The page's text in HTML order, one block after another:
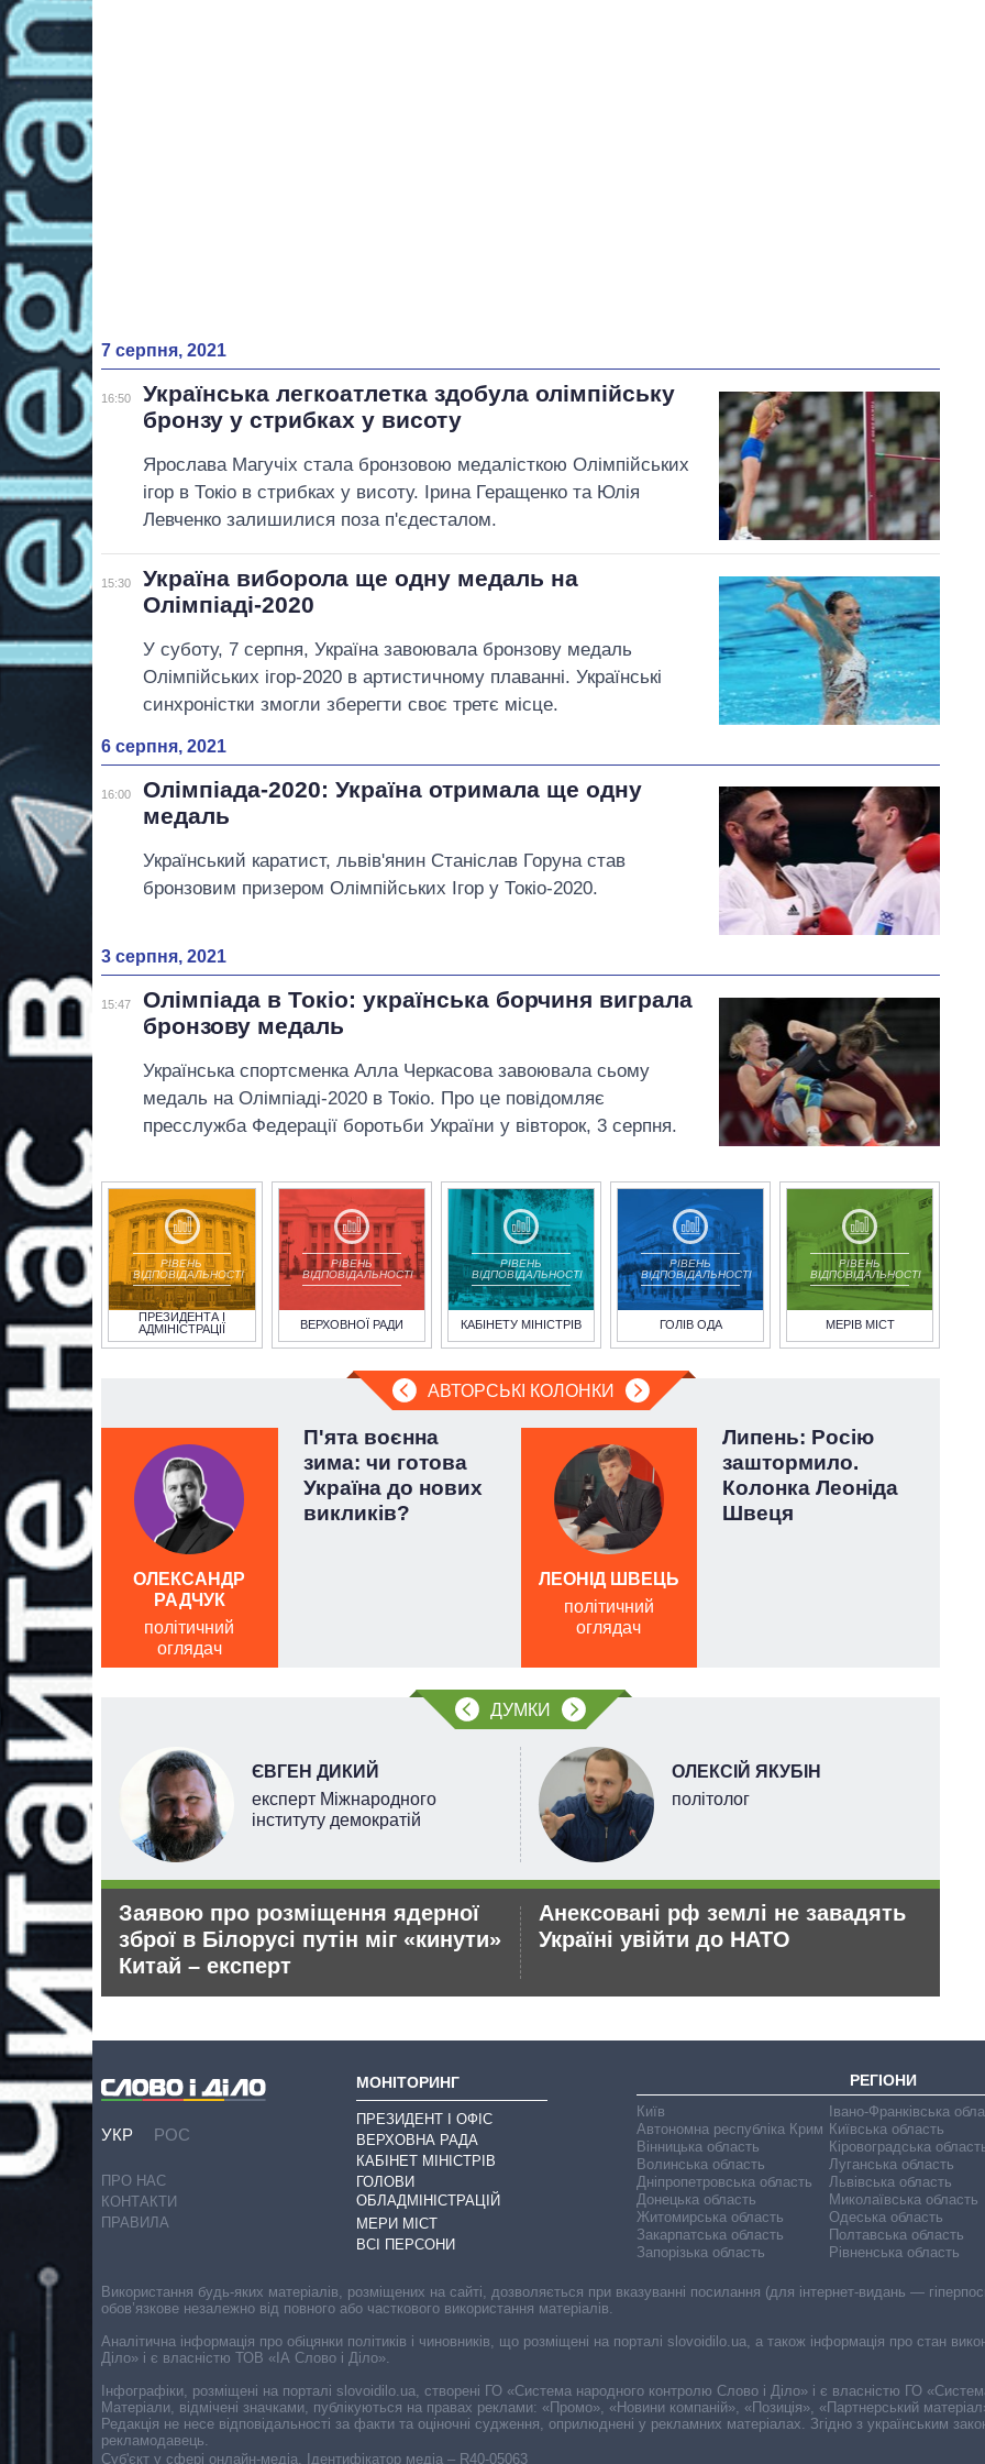
7 серпня, 2021
16:50
Українська легкоатлетка здобула олімпійську
бронзу у стрибках у висоту
Ярослава Магучіх стала бронзовою медалісткою Олімпійських
ігор в Токіо в стрибках у висоту. Ірина Геращенко та Юлія
Левченко залишилися поза п'єдесталом.
15:30
Україна виборола ще одну медаль на
Олімпіаді-2020
У суботу, 7 серпня, Україна завоювала бронзову медаль
Олімпійських ігор-2020 в артистичному плаванні. Українські
синхроністки змогли зберегти своє третє місце.
6 серпня, 2021
16:00
Олімпіада-2020: Україна отримала ще одну
медаль
Український каратист, львів'янин Станіслав Горуна став
бронзовим призером Олімпійських Ігор у Токіо-2020.
3 серпня, 2021
15:47
Олімпіада в Токіо: українська борчиня виграла
бронзову медаль
Українська спортсменка Алла Черкасова завоювала сьому
медаль на Олімпіаді-2020 в Токіо. Про це повідомляє
пресслужба Федерації боротьби України у вівторок, 3 серпня.
РІВЕНЬ
ВІДПОВІДАЛЬНОСТІ
ПРЕЗИДЕНТА І
АДМІНІСТРАЦІЇ
РІВЕНЬ
ВІДПОВІДАЛЬНОСТІ
ВЕРХОВНОЇ РАДИ
РІВЕНЬ
ВІДПОВІДАЛЬНОСТІ
КАБІНЕТУ МІНІСТРІВ
РІВЕНЬ
ВІДПОВІДАЛЬНОСТІ
ГОЛІВ ОДА
РІВЕНЬ
ВІДПОВІДАЛЬНОСТІ
МЕРІВ МІСТ
АВТОРСЬКІ КОЛОНКИ
П'ята воєнна
зима: чи готова
Україна до нових
викликів?
ОЛЕКСАНДР
РАДЧУК
політичний
оглядач
Липень: Росію
заштормило.
Колонка Леоніда
Швеця
ЛЕОНІД ШВЕЦЬ
політичний
оглядач
ДУМКИ
наук
рф
ЄВГЕН ДИКИЙ
експерт Міжнародного
інституту демократій
Заявою про розміщення ядерної
зброї в Білорусі путін міг «кинути»
Китай – експерт
ОЛЕКСІЙ ЯКУБІН
політолог
Анексовані рф землі не завадять
Україні увійти до НАТО
УКР РОС
ПРО НАС
КОНТАКТИ
ПРАВИЛА
МОНІТОРИНГ
ПРЕЗИДЕНТ І ОФІС
ВЕРХОВНА РАДА
КАБІНЕТ МІНІСТРІВ
ГОЛОВИ
ОБЛАДМІНІСТРАЦІЙ
МЕРИ МІСТ
ВСІ ПЕРСОНИ
РЕГІОНИ
Київ
Автономна республіка Крим
Вінницька область
Волинська область
Дніпропетровська область
Донецька область
Житомирська область
Закарпатська область
Запорізька область
Івано-Франківська
Київська область
Кіровоградська
Луганська область
Львівська область
Миколаївська область
Одеська область
Полтавська область
Рівненська область
Cуб'єкт у сфері онлайн-медіа. Ідентифікатор медіа – R40-05063
Використання будь-яких матеріалів, розміщених на сайті, дозволяється при вказуванні посилання (для інтернет-видань —
обов’язкове незалежно від повного або часткового використання матеріалів.
Аналітична інформація про обіцянки політиків і чиновників, що розміщені на порталі slovoidilo.ua, а також інформація про стан
Діло» і є власністю ТОВ «ІА Слово і Діло».
Інфографіки, розміщені на порталі slovoidilo.ua, створені ГО «Система народного контролю Слово і Діло» і є власністю ГО
Матеріали, відмічені значками, публікуються на правах реклами: «Промо», «Новини компаній», «Позиція», «Партнерський
Редакція не несе відповідальності за факти та оціночні судження, оприлюднені у рекламних матеріалах. Згідно з українським
рекламодавець.